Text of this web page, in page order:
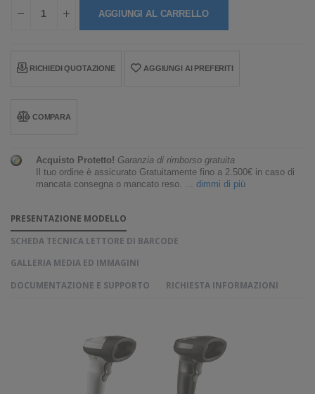
AGGIUNGI AL CARRELLO
RICHIEDI QUOTAZIONE AGGIUNGI AI PREFERITI
COMPARA
Acquisto Protetto! Garanzia di rimborso gratuita
Il tuo ordine è assicurato Gratuitamente fino a 2.500€ in caso di
mancata consegna o mancato reso. ... dimmi di più
PRESENTAZIONE MODELLO
SCHEDA TECNICA LETTORE DI BARCODE
GALLERIA MEDIA ED IMMAGINI
DOCUMENTAZIONE E SUPPORTO
RICHIESTA INFORMAZIONI